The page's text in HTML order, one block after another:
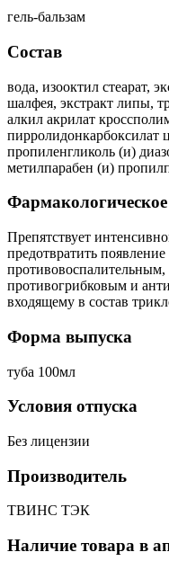
гель-бальзам
Состав
вода, изооктил стеарат,
шалфея, экстракт липы,
алкил акрилат
пирролидонкарбоксилат
пропиленгликоль (и)
метилпарабен (и)
Фармакологическое
Препятствует
предотвратить
противогрибковым и
входящему в состав
Форма выпуска
туба 100мл
Условия отпуска
Без лицензии
Производитель
ТВИНС ТЭК
Наличие товара в